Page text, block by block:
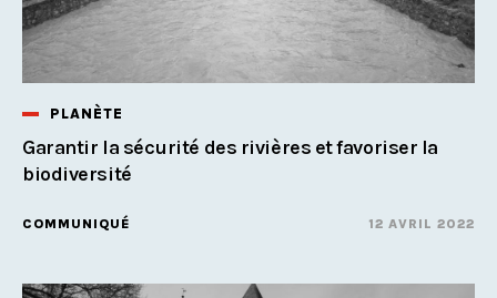
PLANÈTE
Garantir la sécurité des rivières et favoriser la
biodiversité
COMMUNIQUÉ 12 AVRIL 2022